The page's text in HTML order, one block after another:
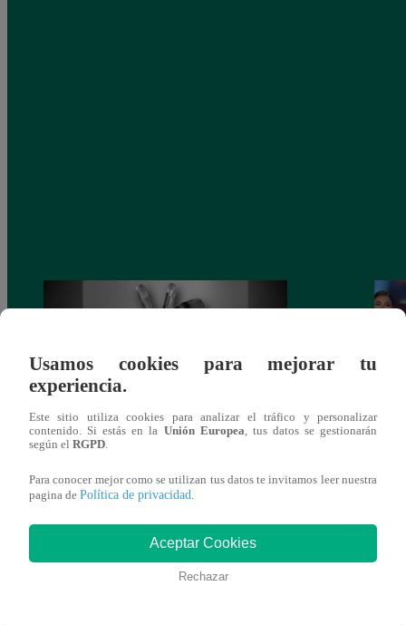
Muere exparticipante de La Voz Colombia
tras denunciar negligencia médica
También te puede
Usamos cookies para mejorar tu
experiencia.
Este sitio utiliza cookies para analizar el tráfico y personalizar
contenido. Si estás en la Unión Europea, tus datos se gestionarán
según el RGPD.
Para conocer mejor como se utilizan tus datos te invitamos leer nuestra
pagina de Política de privacidad.
Aceptar Cookies
Rechazar